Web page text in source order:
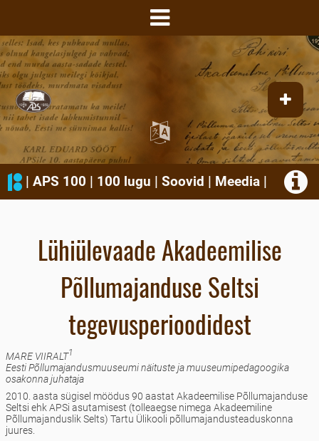
| APS 100 | 100 lugu | Soovid | Meedia|
Lühiülevaade Akadeemilise
Põllumajanduse Seltsi
tegevusperioodidest
MARE VIIRALT1
Eesti Põllumajandusmuuseumi näituste ja muuseumipedagoogika
osakonna juhataja
2010. aasta sügisel möödus 90 aastat Akadeemilise Põllumajanduse
Seltsi ehk APSi asutamisest (tolleaegse nimega Akadeemiline
Põllumajanduslik Selts) Tartu Ülikooli põllumajandusteaduskonna
juures.